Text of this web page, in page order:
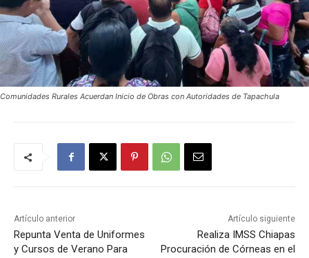
Comunidades Rurales Acuerdan Inicio de Obras con Autoridades de Tapachula
Artículo anterior
Repunta Venta de Uniformes
y Cursos de Verano Para
Artículo siguiente
Realiza IMSS Chiapas
Procuración de Córneas en el